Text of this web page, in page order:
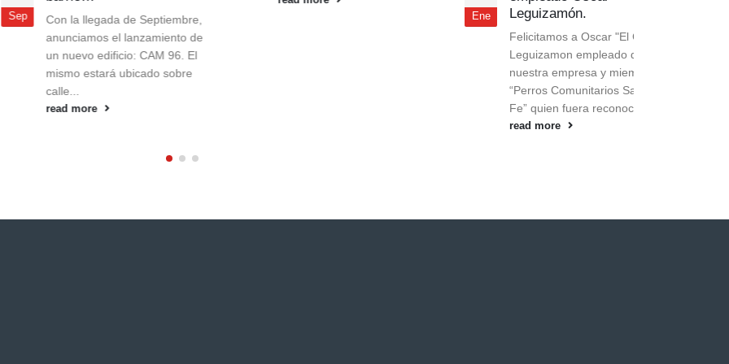
Con la llegada de Septiembre,
anunciamos el lanzamiento de
un nuevo edificio: CAM 96. El
mismo estará ubicado sobre
read more
Leguizamón.
Felicitamos a Oscar "El Cheto"
Leguizamon empleado de
nuestra empresa y miembro de
“Perros Comunitarios Santa
Fe” quien fuera reconocido...
read more